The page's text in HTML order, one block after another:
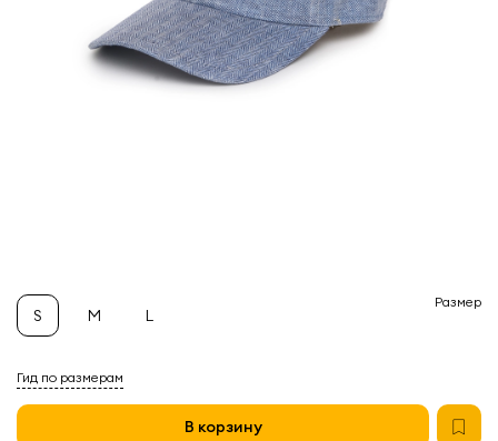
Гид по размерам
В корзину
Размер
S M L